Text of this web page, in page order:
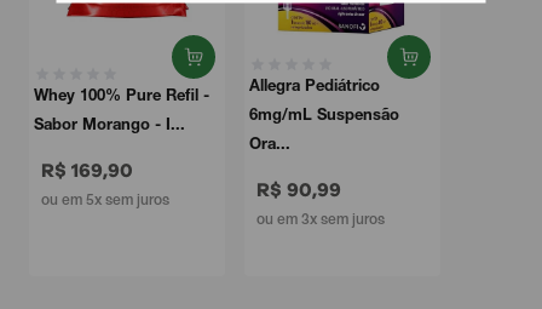
Whey 100% Pure Refil -
Sabor Morango - I...
R$ 169,90
ou em 5x sem juros
Allegra Pediátrico
6mg/mL Suspensão
Ora...
R$ 90,99
ou em 3x sem juros